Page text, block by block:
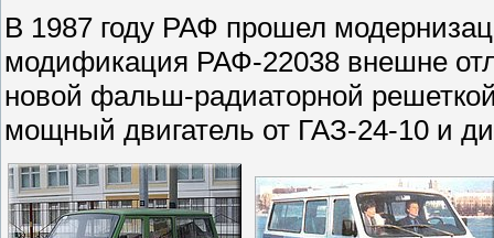
В 1987 году РАФ прошел
модификация РАФ-22038 внешне
новой фальш-радиаторной
мощный двигатель от ГАЗ-24-10 и